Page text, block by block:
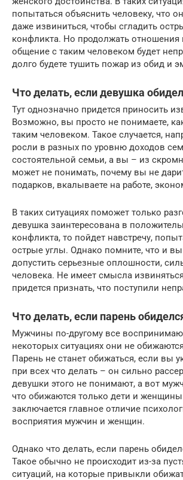
попытаться объяснить человеку, что
даже извиниться, чтобы сгладить
конфликта. Но продолжать отношения
общение с таким человеком будет
долго будете тушить пожар из обид и
Что делать, если девушка
Тут однозначно придется приносить
Возможно, вы просто не понимаете,
таким человеком. Такое случается,
росли в разных по уровню доходов
состоятельной семьи, а вы – из
может не понимать, почему вы не
подарков, вкалываете на работе,
В таких ситуациях поможет только
девушка заинтересована в
конфликта, то пойдет навстречу,
острые углы. Однако помните, что и
допустить серьезные оплошности,
человека. Не имеет смысла
придется признать, что поступили
Что делать, если парень
Мужчины по-другому все
некоторых ситуациях они не
Парень не станет обижаться, если вы
при всех что делать – он сильно
девушки этого не понимают, а вот
что обижаются только дети и
заключается главное отличие
восприятия мужчин и женщин.
Однако что делать, если парень
Такое обычно не происходит из-за
ситуаций, на которые привыкли